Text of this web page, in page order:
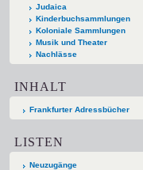
Judaica
Kinderbuchsammlungen
Koloniale Sammlungen
Musik und Theater
Nachlässe
INHALT
Frankfurter Adressbücher
LISTEN
Neuzugänge